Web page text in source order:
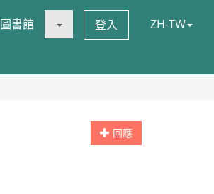
圖書館 登入 ZH-TW
回應